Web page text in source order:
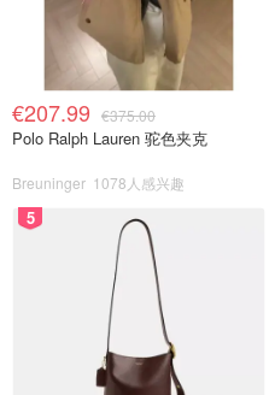
€207.99 €375.00
Polo Ralph Lauren 驼色夹克
Breuninger 1078人感兴趣
5